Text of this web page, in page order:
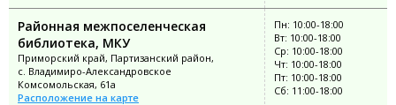
Районная межпоселенческая
библиотека, МКУ
Приморский край, Партизанский район,
с. Владимиро-Александровское
Комсомольская, 61а
Расположение на карте
Пн: 10:00-18:00
Вт: 10:00-18:00
Ср: 10:00-18:00
Чт: 10:00-18:00
Пт: 10:00-18:00
Сб: 11:00-18:00